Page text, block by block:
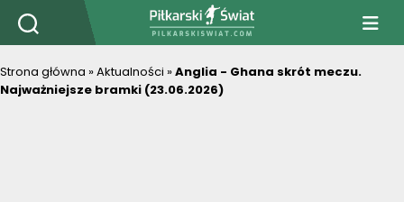
PiłkarskiSwiat.com
Strona główna »Aktualności »Anglia - Ghana skrót meczu.
Najważniejsze bramki (23.06.2026)